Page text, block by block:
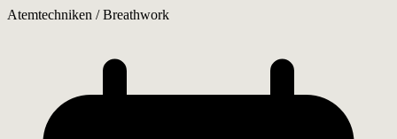
Atemtechniken / Breathwork